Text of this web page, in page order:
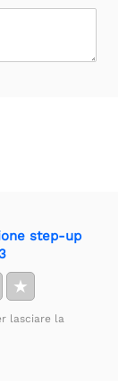
step-up
★
lasciare la